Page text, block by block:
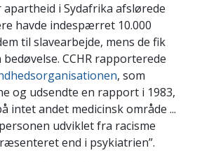
apartheid i Sydafrika afslørede
havde indespærret 10.000
til slavearbejde, mens de fik
CCHR rapporterede
, som
og udsendte en rapport i 1983,
intet andet medicinsk område ...
udviklet fra racisme
end i psykiatrien”.